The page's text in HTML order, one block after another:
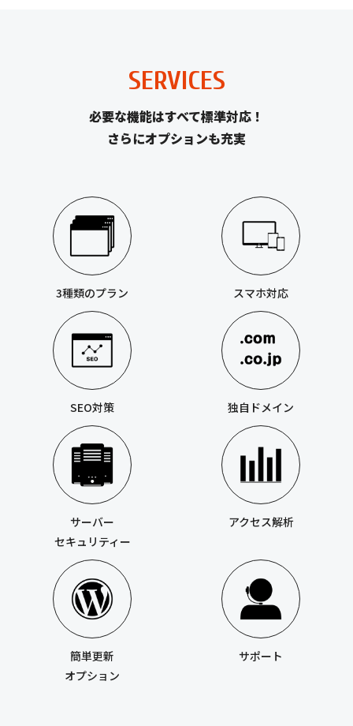
SERVICES
必要な機能はすべて標準対応！
さらにオプションも充実
3種類のプラン スマホ対応
SEO対策 独自ドメイン
サーバー
セキュリティー
アクセス解析
簡単更新
オプション
サポート